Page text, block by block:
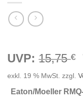
UVP: 15,75€
exkl. 19 % MwSt. zzgl.
Eaton/Moeller